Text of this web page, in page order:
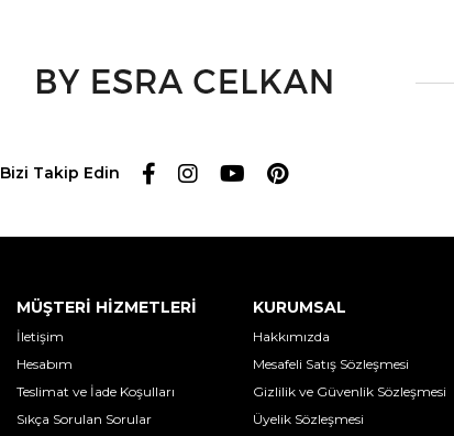
Bizi Takip Edin
MÜŞTERİ HİZMETLERİ
İletişim
Hesabım
Teslimat ve İade Koşulları
Sıkça Sorulan Sorular
KURUMSAL
Hakkımızda
Mesafeli Satış Sözleşmesi
Gizlilik ve Güvenlik Sözleşmesi
Üyelik Sözleşmesi